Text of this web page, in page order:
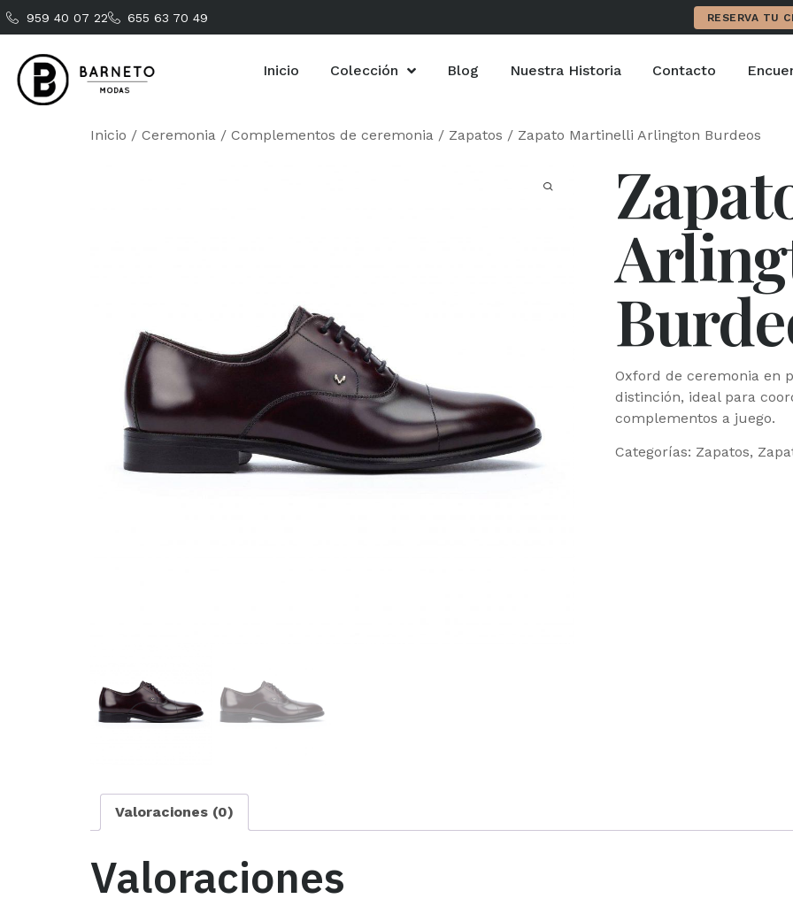
959 40 07 22 655 63 70 49 RESERVA TU
Inicio Colección Blog Nuestra Historia Contacto
Inicio / Ceremonia / Complementos de ceremonia / Zapatos / Zapato Martinelli Arlington Burdeos
Oxford de ceremonia en
distinción, ideal para
complementos a juego.
Categorías: Zapatos,
Valoraciones (0)
Valoraciones